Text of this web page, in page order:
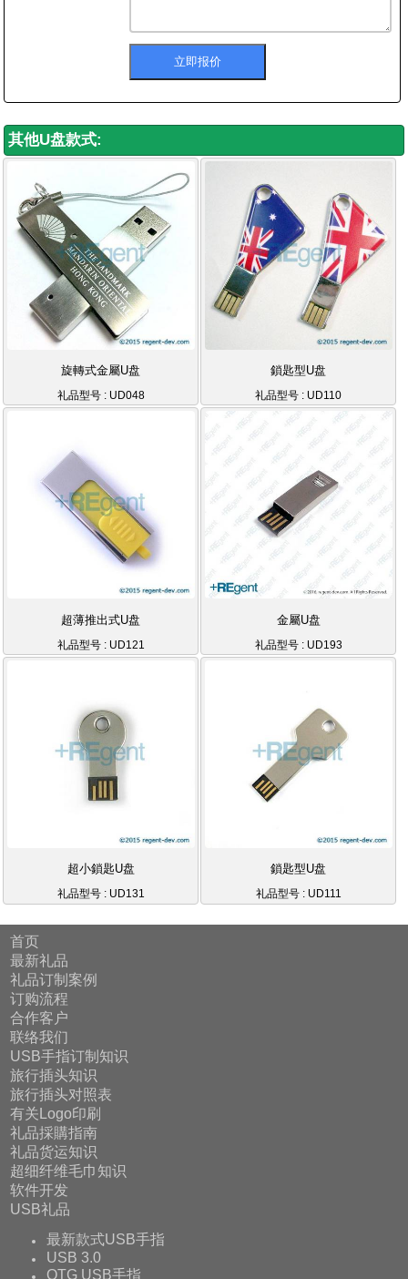
其他U盘款式:
旋轉式金屬U盘
礼品型号 : UD048
鎖匙型U盘
礼品型号 : UD110
超薄推出式U盘
礼品型号 : UD121
金屬U盘
礼品型号 : UD193
超小鎖匙U盘
礼品型号 : UD131
鎖匙型U盘
礼品型号 : UD111
首页
最新礼品
礼品订制案例
订购流程
合作客户
联络我们
USB手指订制知识
旅行插头知识
旅行插头对照表
有关Logo印刷
礼品採購指南
礼品货运知识
超细纤维毛巾知识
软件开发
USB礼品
最新款式USB手指
USB 3.0
OTG USB手指